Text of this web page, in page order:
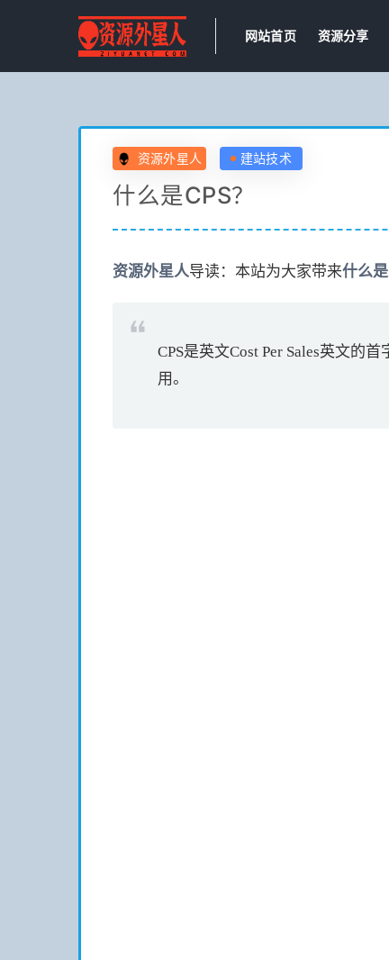
网站首页 资源分享
资源外星人 建站技术
什么是CPS？
资源外星人导读：本站为大家带来什么是
CPS是英文Cost Per Sales英文的
用。